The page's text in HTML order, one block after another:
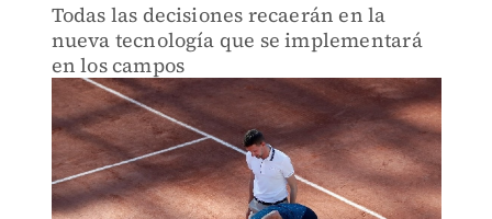
Todas las decisiones recaerán en la
nueva tecnología que se implementará
en los campos